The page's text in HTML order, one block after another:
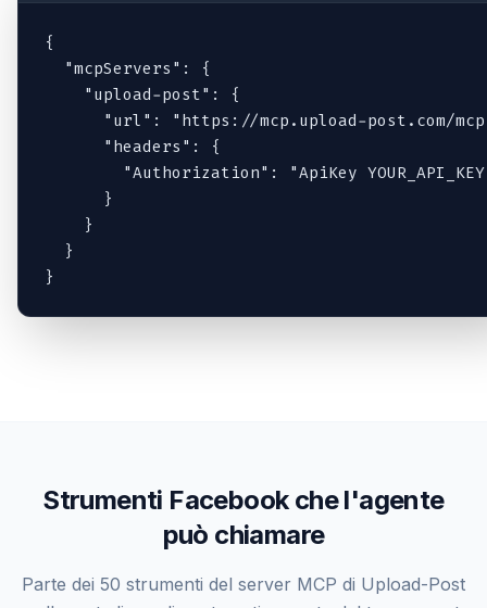
{
  "mcpServers": {
    "upload-post": {
"url": "https://mcp.upload-post.com/
      "headers": {
"Authorization": "ApiKey
      }
    }
  }
}
Strumenti Facebook che l'agente
può chiamare
Parte dei 50 strumenti del server MCP di Upload-Post